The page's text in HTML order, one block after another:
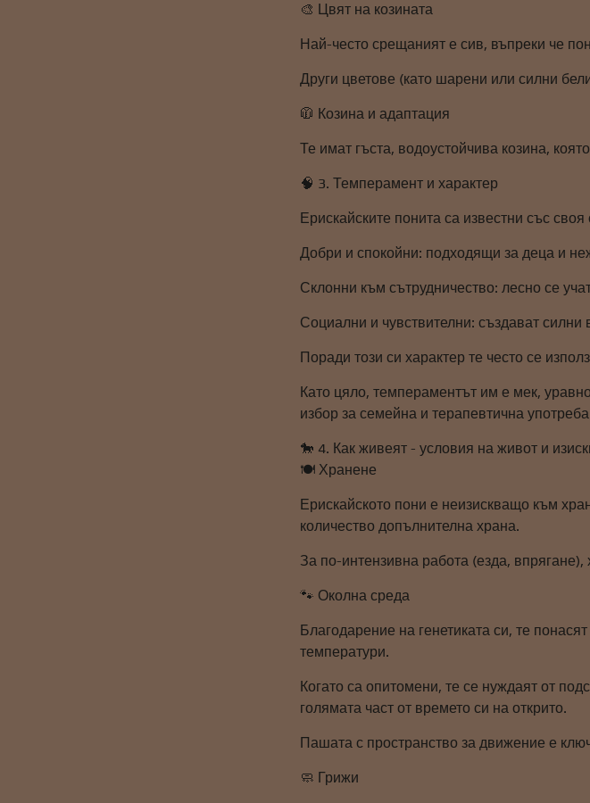
🎨 Цвят на козината
Най-често срещаният е сив, въпреки че
Други цветове (като шарени или силни
🧥 Козина и адаптация
Те имат гъста, водоустойчива козина,
🧠 3. Темперамент и характер
Ерискайските понита са известни със
Добри и спокойни: подходящи за деца и
Склонни към сътрудничество: лесно се
Социални и чувствителни: създават силни
Поради този си характер те често се
Като цяло, темпераментът им е мек,
избор за семейна и терапевтична
🐎 4. Как живеят - условия на живот и
🍽️ Хранене
Ерискайското пони е неизискващо към
количество допълнителна храна.
За по-интензивна работа (езда,
🐾 Околна среда
Благодарение на генетиката си, те
температури.
Когато са опитомени, те се нуждаят от
голямата част от времето си на открито.
Пашата с пространство за движение е
🧼 Грижи